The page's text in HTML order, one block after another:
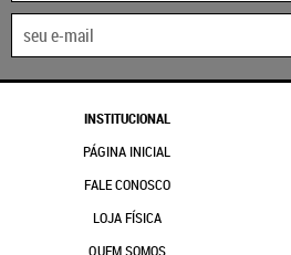
INSTITUCIONAL
PÁGINA INICIAL
FALE CONOSCO
LOJA FÍSICA
QUEM SOMOS